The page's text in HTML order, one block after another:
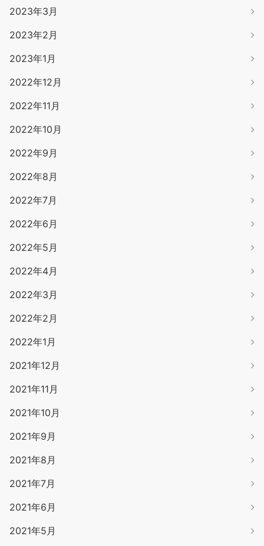
2023年3月
2023年2月
2023年1月
2022年12月
2022年11月
2022年10月
2022年9月
2022年8月
2022年7月
2022年6月
2022年5月
2022年4月
2022年3月
2022年2月
2022年1月
2021年12月
2021年11月
2021年10月
2021年9月
2021年8月
2021年7月
2021年6月
2021年5月